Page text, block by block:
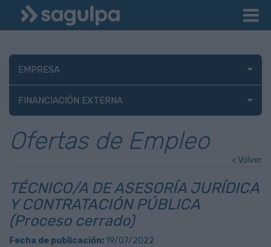
EMPRESA
FINANCIACIÓN EXTERNA
Ofertas de Empleo
< Volver
TÉCNICO/A DE ASESORÍA JURÍDICA
Y CONTRATACIÓN PÚBLICA
(Proceso cerrado)
Fecha de publicación: 19/07/2022